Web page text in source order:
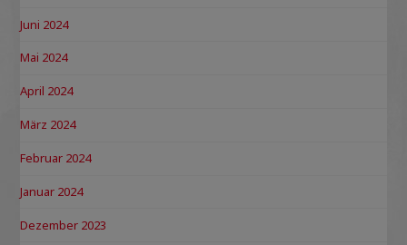
Juni 2024
Mai 2024
April 2024
März 2024
Februar 2024
Januar 2024
Dezember 2023